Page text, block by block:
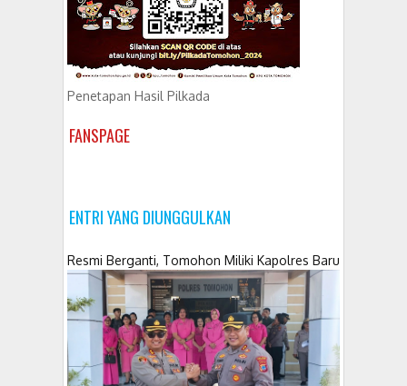
Penetapan Hasil Pilkada
FANSPAGE
ENTRI YANG DIUNGGULKAN
Resmi Berganti, Tomohon Miliki Kapolres Baru